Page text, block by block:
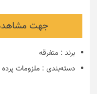
جهت
برند : متفرقه
دسته‌بندی : ملزومات پرده